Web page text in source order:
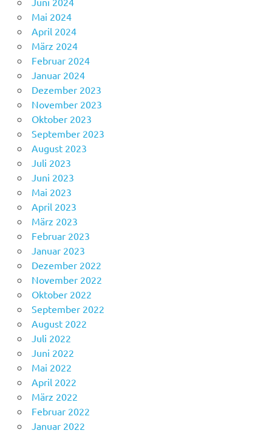
Mai 2024
April 2024
März 2024
Februar 2024
Januar 2024
Dezember 2023
November 2023
Oktober 2023
September 2023
August 2023
Juli 2023
Juni 2023
Mai 2023
April 2023
März 2023
Februar 2023
Januar 2023
Dezember 2022
November 2022
Oktober 2022
September 2022
August 2022
Juli 2022
Juni 2022
Mai 2022
April 2022
März 2022
Februar 2022
Januar 2022